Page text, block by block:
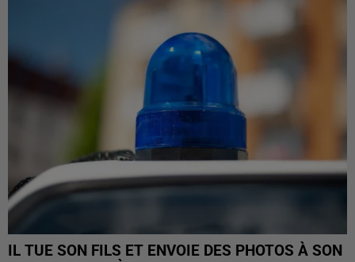
IL TUE SON FILS ET ENVOIE DES PHOTOS À SON